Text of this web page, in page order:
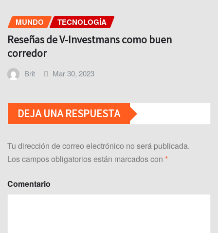
MUNDO TECNOLOGÍA
Reseñas de V-Investmans como buen
corredor
Brit Mar 30, 2023
DEJA UNA RESPUESTA
Tu dirección de correo electrónico no será publicada.
Los campos obligatorios están marcados con *
Comentario